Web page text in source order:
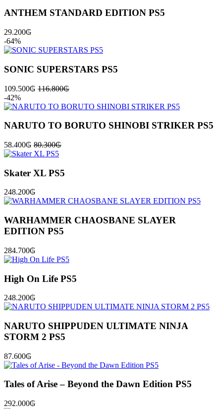
ANTHEM STANDARD EDITION PS5
29.200₲
-64%
SONIC SUPERSTARS PS5
109.500₲ 116.800₲
-42%
NARUTO TO BORUTO SHINOBI STRIKER PS5
58.400₲ 80.300₲
Skater XL PS5
248.200₲
WARHAMMER CHAOSBANE SLAYER
EDITION PS5
284.700₲
High On Life PS5
248.200₲
NARUTO SHIPPUDEN ULTIMATE NINJA
STORM 2 PS5
87.600₲
Tales of Arise – Beyond the Dawn Edition PS5
292.000₲